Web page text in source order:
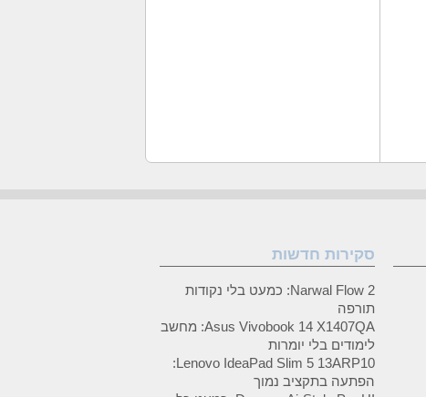
סקירות חדשות
Narwal Flow 2: כמעט בלי נקודות
תורפה
Asus Vivobook 14 X1407QA: מחשב
לימודים בלי יומרות
Lenovo IdeaPad Slim 5 13ARP10:
הפתעה בתקציב נמוך